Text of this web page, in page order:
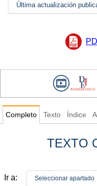
Última actualización
Completo Texto Índice
TEXTO
Ir a: Seleccionar apartado